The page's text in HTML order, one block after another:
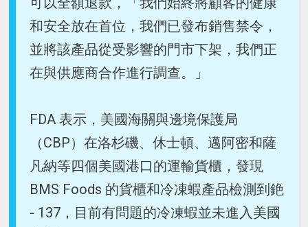
和安全放在首位，我們已發布銷售禁令，
並將該產品從受影響的門市下架，我們正
在與供應商合作進行調查。」
FDA 表示，美國海關與邊境保護局
（CBP）在洛杉磯、休士頓、邁阿密和薩
凡納等四個美國港口的運輸貨櫃，發現
BMS Foods 的貨櫃和冷凍蝦產品檢測到銫
- 137，目前有問題的冷凍蝦並未進入美國